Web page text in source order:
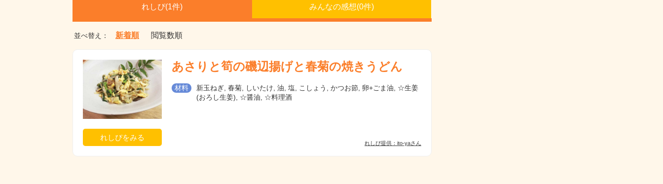
れしぴ(1件) みんなの感想(0件)
並べ替え： 新着順 閲覧数順
れしぴをみる
あさりと筍の磯辺揚げと春菊の焼きうどん
材料
新玉ねぎ, 春菊, しいたけ, 油, 塩, こしょう, かつお節, 卵+ごま油, ☆生姜
(おろし生姜), ☆醤油, ☆料理酒
れしぴ提供：ito-yaさん